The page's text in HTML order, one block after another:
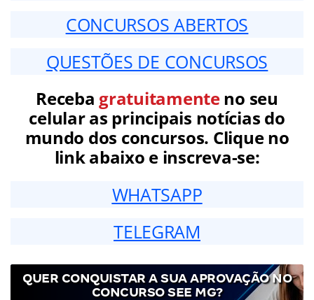
CONCURSOS ABERTOS
QUESTÕES DE CONCURSOS
Receba gratuitamenteno seu
celular as principais notícias do
mundo dos concursos. Clique no
link abaixo e inscreva-se:
WHATSAPP
TELEGRAM
QUER CONQUISTAR A SUA APROVAÇÃO NO
CONCURSO SEE MG?